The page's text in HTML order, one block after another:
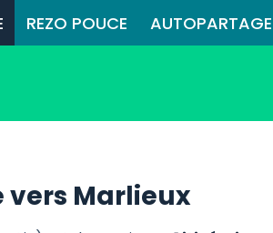
REZO POUCE AUTOPARTAGE
Marlieux